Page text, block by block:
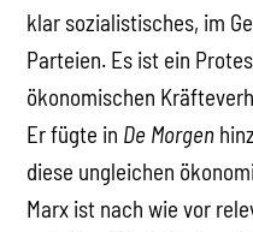
klar sozialistisches, im
Parteien. Es ist ein
ökonomischen
Er fügte in De Morgen
diese ungleichen
Marx ist nach wie vor